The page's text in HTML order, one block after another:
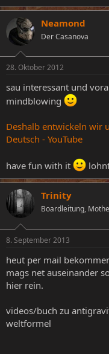
Neamond
Der Casanova
28. Oktober 2012
sau interessant und
mindblowing
Deshalb entwickeln wir
Deutsch - YouTube
have fun with it
Trinity
Boardleitung,
8. September 2013
heut per mail
mags net auseinander
hier rein.
videos/buch zu
weltformel